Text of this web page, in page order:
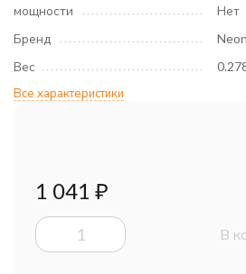
мощности
Нет
Бренд
Вес
Все характеристики
1 041 ₽
В